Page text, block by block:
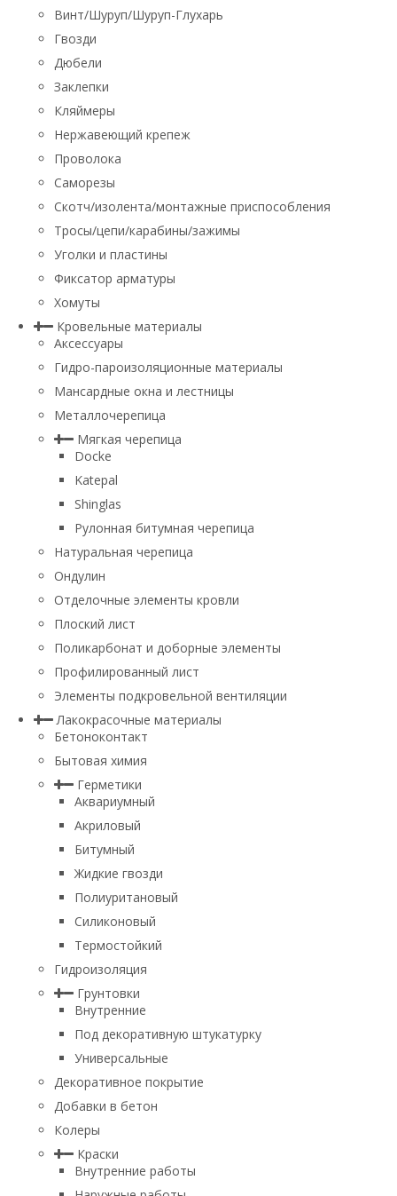
Винт/Шуруп/Шуруп-Глухарь
Гвозди
Дюбели
Заклепки
Кляймеры
Нержавеющий крепеж
Проволока
Саморезы
Скотч/изолента/монтажные приспособления
Тросы/цепи/карабины/зажимы
Уголки и пластины
Фиксатор арматуры
Хомуты
Кровельные материалы
Аксессуары
Гидро-пароизоляционные материалы
Мансардные окна и лестницы
Металлочерепица
Мягкая черепица
Docke
Katepal
Shinglas
Рулонная битумная черепица
Натуральная черепица
Ондулин
Отделочные элементы кровли
Плоский лист
Поликарбонат и доборные элементы
Профилированный лист
Элементы подкровельной вентиляции
Лакокрасочные материалы
Бетоноконтакт
Бытовая химия
Герметики
Аквариумный
Акриловый
Битумный
Жидкие гвозди
Полиуритановый
Силиконовый
Термостойкий
Гидроизоляция
Грунтовки
Внутренние
Под декоративную штукатурку
Универсальные
Декоративное покрытие
Добавки в бетон
Колеры
Краски
Внутренние работы